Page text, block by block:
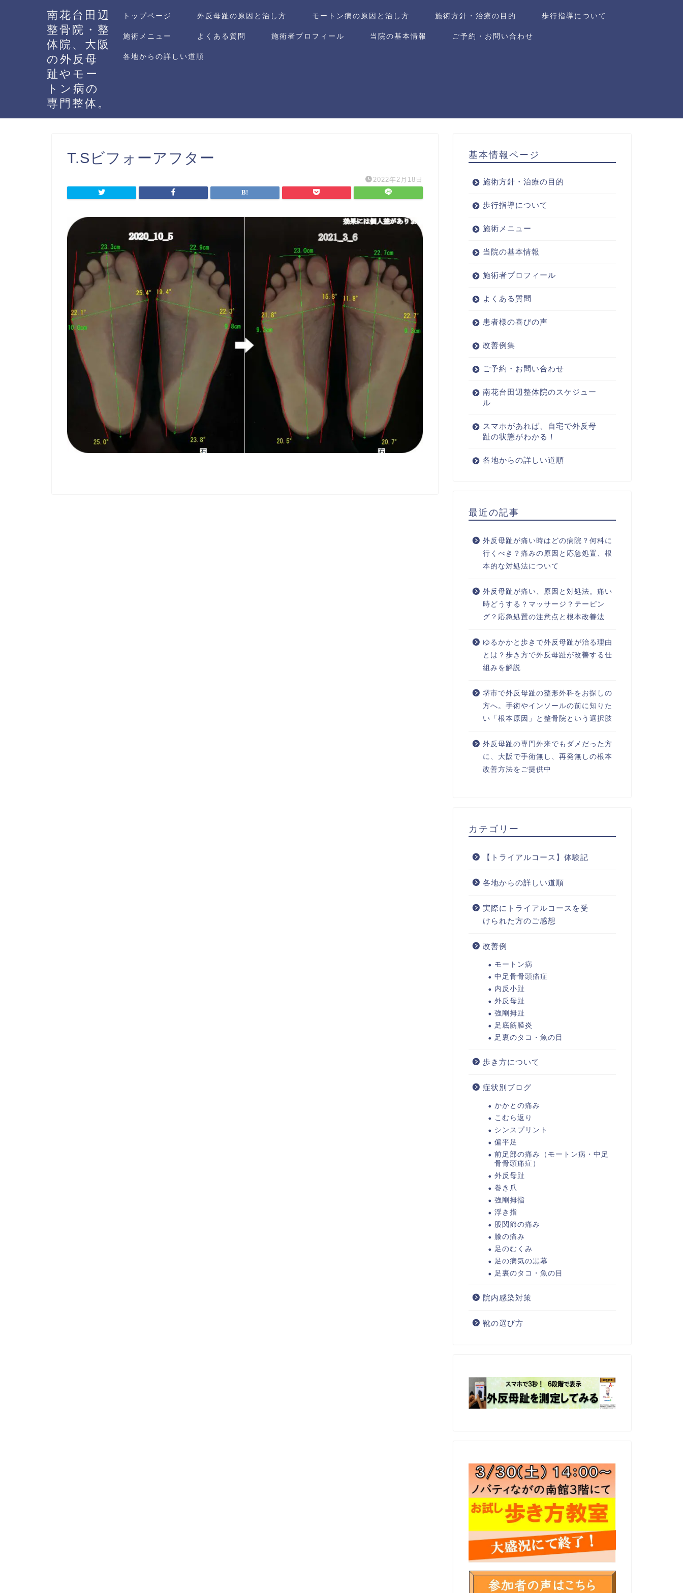
南花台田辺
整骨院・整
体院、大阪
の外反母
趾やモー
トン病の
専門整体。
トップページ 外反母趾の原因と治し方 モートン病の原因と治し方 施術方針・治療の目的 歩行指導について
施術メニュー よくある質問 施術者プロフィール 当院の基本情報 ご予約・お問い合わせ
各地からの詳しい道順
T.Sビフォーアフター
2022年2月18日
基本情報ページ
施術方針・治療の目的
歩行指導について
施術メニュー
当院の基本情報
施術者プロフィール
よくある質問
患者様の喜びの声
改善例集
ご予約・お問い合わせ
南花台田辺整体院のスケジュー
ル
スマホがあれば、自宅で外反母
趾の状態がわかる！
各地からの詳しい道順
最近の記事
外反母趾が痛い時はどの病院？何科に
行くべき？痛みの原因と応急処置、根
本的な対処法について
外反母趾が痛い、原因と対処法。痛い
時どうする？マッサージ？テーピン
グ？応急処置の注意点と根本改善法
ゆるかかと歩きで外反母趾が治る理由
とは？歩き方で外反母趾が改善する仕
組みを解説
堺市で外反母趾の整形外科をお探しの
方へ。手術やインソールの前に知りた
い「根本原因」と整骨院という選択肢
外反母趾の専門外来でもダメだった方
に、大阪で手術無し、再発無しの根本
改善方法をご提供中
カテゴリー
【トライアルコース】体験記
各地からの詳しい道順
実際にトライアルコースを受
けられた方のご感想
改善例
モートン病
中足骨骨頭痛症
内反小趾
外反母趾
強剛拇趾
足底筋膜炎
足裏のタコ・魚の目
歩き方について
症状別ブログ
かかとの痛み
こむら返り
シンスプリント
偏平足
前足部の痛み（モートン病・中足
骨骨頭痛症）
外反母趾
巻き爪
強剛拇指
浮き指
股関節の痛み
膝の痛み
足のむくみ
足の病気の黒幕
足裏のタコ・魚の目
院内感染対策
靴の選び方